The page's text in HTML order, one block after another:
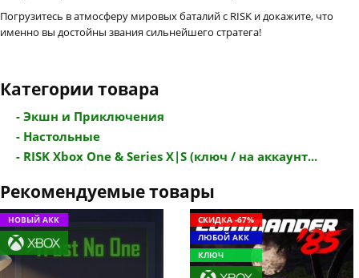
Погрузитесь в атмосферу мировых баталий с RISK и докажите, что
именно вы достойны звания сильнейшего стратега!
Категории товара
- Экшн и Приключения
- Настольные
- RISK Xbox One & Series X|S (ключ / на аккаунт...
Рекомендуемые товары
НОВЫЙ АКК
СКИДКА -67%
ЛЮБОЙ АКК
КЛЮЧ